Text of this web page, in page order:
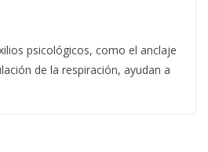
psicológicos, como el anclaje
de la respiración, ayudan a